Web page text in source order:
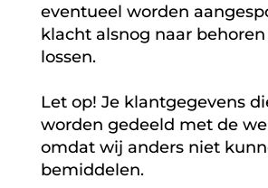
eventueel worden
klacht alsnog naar
lossen.
Let op! Je klantgegevens
worden gedeeld met de
omdat wij anders niet
bemiddelen.